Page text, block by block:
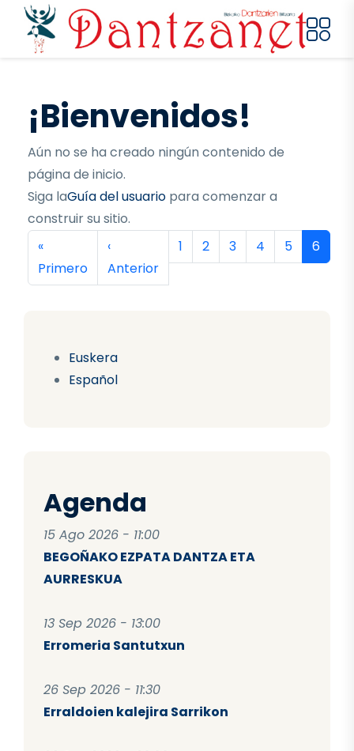
Pasar al contenido principal
Euskera
Español
Agenda
15 Ago 2026 - 11:00
BEGOÑAKO EZPATA DANTZA ETA
AURRESKUA
13 Sep 2026 - 13:00
Erromeria Santutxun
26 Sep 2026 - 11:30
Erraldoien kalejira Sarrikon
¡Bienvenidos!
Aún no se ha creado ningún contenido de
página de inicio.
Siga laGuía del usuario para comenzar a
construir su sitio.
Paginación
Primera página
«
Primero
Página anterior
‹
Anterior
Página
1 Página
2 Página
3 Página
4 Página
5 6